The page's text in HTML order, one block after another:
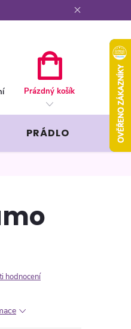
KOŠÍK
Prázdný košík
PRÁDLO
hodnocení